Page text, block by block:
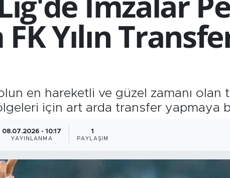
Yılın
en hareketli ve güzel zamanı
için art arda transfer yapmaya
08.07.2026 - 10:17
YAYINLANMA
1
PAYLAŞIM
ve Fikstür